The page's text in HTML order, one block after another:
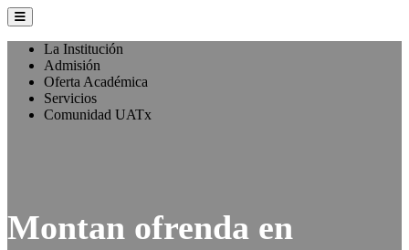
La Institución
Admisión
Oferta Académica
Servicios
Comunidad UATx
Montan ofrenda en